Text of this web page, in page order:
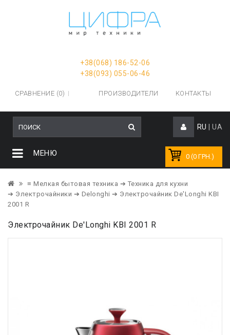
+38(068) 186-52-06
+38(093) 055-06-46
СРАВНЕНИЕ (0) ПРОИЗВОДИТЕЛИ КОНТАКТЫ
RU UA
0 (0 ГРН.)
МЕНЮ
≡ Мелкая бытовая техника ➔ Техника для кухни
➔ Электрочайники ➔ Delonghi ➔ Электрочайник De'Longhi KBI
2001 R
Электрочайник De'Longhi KBI 2001 R